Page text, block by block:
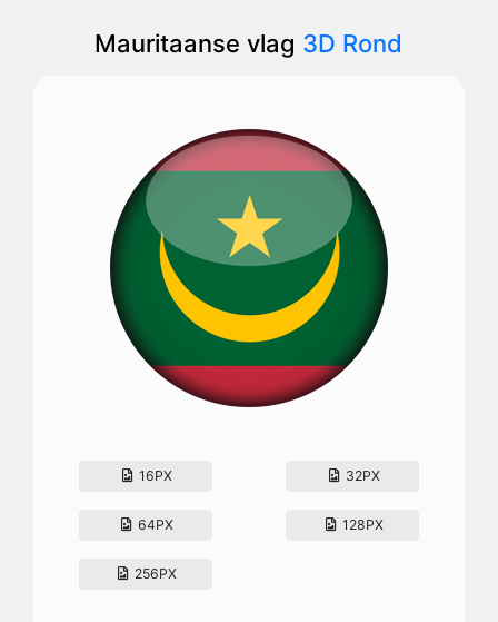
Mauritaanse vlag 3D Rond
16PX 32PX
64PX 128PX
256PX